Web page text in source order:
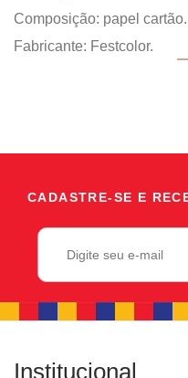
Composição: papel cartão.
Fabricante: Festcolor.
CADASTRE-SE E
Institucional